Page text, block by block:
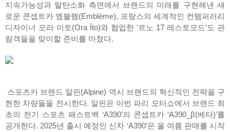
지속가능성과 탈탄소화 측면에서 브랜드의 미래를 구현해낸 새
로운 콘셉트카 엠블렘(Emblème), 프랑스의 세계적인 컨템퍼러리
디자이너 오라 이토(Ora Ïto)와 협업한 ‘르노 17 레스토모드’도 관
람객들을 맞이할 준비를 마쳤다.
스포츠카 브랜드 알핀(Alpine) 역시 브랜드의 혁신적인 전략을 구
현한 차량들을 전시한다. 알핀은 이번 파리 모터쇼에서 브랜드 최
초의 전기 스포츠 패스트백 ‘A390’의 콘셉트카 ‘A390_β(베타)’를
공개한다. 2025년 출시 예정인 신차 ‘A390’은 올 여름 판매를 시작